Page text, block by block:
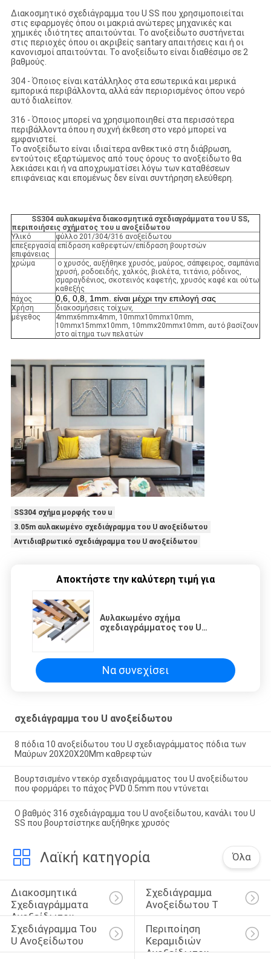
Διακοσμητικό σχεδιάγραμμα του U SS που χρησιμοποιείται
στις εφαρμογές όπου οι μακριά ανώτερες μηχανικές και
χημικές ιδιότητες απαιτούνται. Το ανοξείδωτο συστήνεται
στις περιοχές όπου οι ακριβείς santary απαιτήσεις και ή οι
κανονισμοί απαιτούνται. Το ανοξείδωτο είναι διαθέσιμο σε 2
βαθμούς.
304 - Όποιος είναι κατάλληλος στα εσωτερικά και μερικά
εμπορικά περιβάλλοντα, αλλά εάν περιορισμένος όπου νερό
αυτό διαλείπον.
316 - Όποιος μπορεί να χρησιμοποιηθεί στα περισσότερα
περιβάλλοντα όπου η συχνή έκθεση στο νερό μπορεί να
εμφανιστεί.
Το ανοξείδωτο είναι ιδιαίτερα ανθεκτικό στη διάβρωση,
εντούτοις εξαρτώμενος από τους όρους το ανοξείδωτο θα
λεκιάσει και ή να αποχρωματίσει λόγω των καταθέσεων
επιφάνειας και επομένως δεν είναι συντήρηση ελεύθερη.
SS304 αυλακωμένα διακοσμητικά σχεδιαγράμματα του U SS,
περιποιήσεις σχήματος του u ανοξείδωτου
Υλικό
φύλλο 201/304/316 ανοξείδωτου
επεξεργασία
επιφάνειας
επίδραση καθρεφτών/επίδραση βουρτσών
χρώμα
ο χρυσός, αυξήθηκε χρυσός, μαύρος, σάπφειρος, σαμπάνια
χρυσή, ροδοειδής, χαλκός, βιολέτα, τιτάνιο, ρόδινος,
σμαραγδένιος, σκοτεινός καφετής, χρυσός καφέ και ούτω
καθεξής
πάχος
0,6, 0,8, 1mm. είναι μέχρι την επιλογή σας
Χρήση
διακοσμήσεις τοίχων,
μέγεθος
4mmx6mmx4mm, 10mmx10mmx10mm,
10mmx15mmx10mm, 10mmx20mmx10mm, αυτό βασίζουν
στο αίτημα των πελατών
SS304 σχήμα μορφής του u
3.05m αυλακωμένο σχεδιάγραμμα του U ανοξείδωτου
Αντιδιαβρωτικό σχεδιάγραμμα του U ανοξείδωτου
Αποκτήστε την καλύτερη τιμή για
Αυλακωμένο σχήμα
σχεδιαγράμματος του U
Να συνεχίσει
σχεδιάγραμμα του U ανοξείδωτου
8 πόδια 10 ανοξείδωτου του U σχεδιαγράμματος πόδια των
Μαύρων 20X20X20Mm καθρεφτών
Βουρτσισμένο ντεκόρ σχεδιαγράμματος του U ανοξείδωτου
που φορμάρει το πάχος PVD 0.5mm που ντύνεται
Ο βαθμός 316 σχεδιάγραμμα του U ανοξείδωτου, κανάλι του U
SS που βουρτσίστηκε αυξήθηκε χρυσός
Λαϊκή κατηγορία Όλα
Διακοσμητικά
Σχεδιαγράμματα
Ανοξείδωτου
Σχεδιάγραμμα
Ανοξείδωτου Τ
Σχεδιάγραμμα Του
U Ανοξείδωτου
Περιποίηση
Κεραμιδιών
Ανοξείδωτου